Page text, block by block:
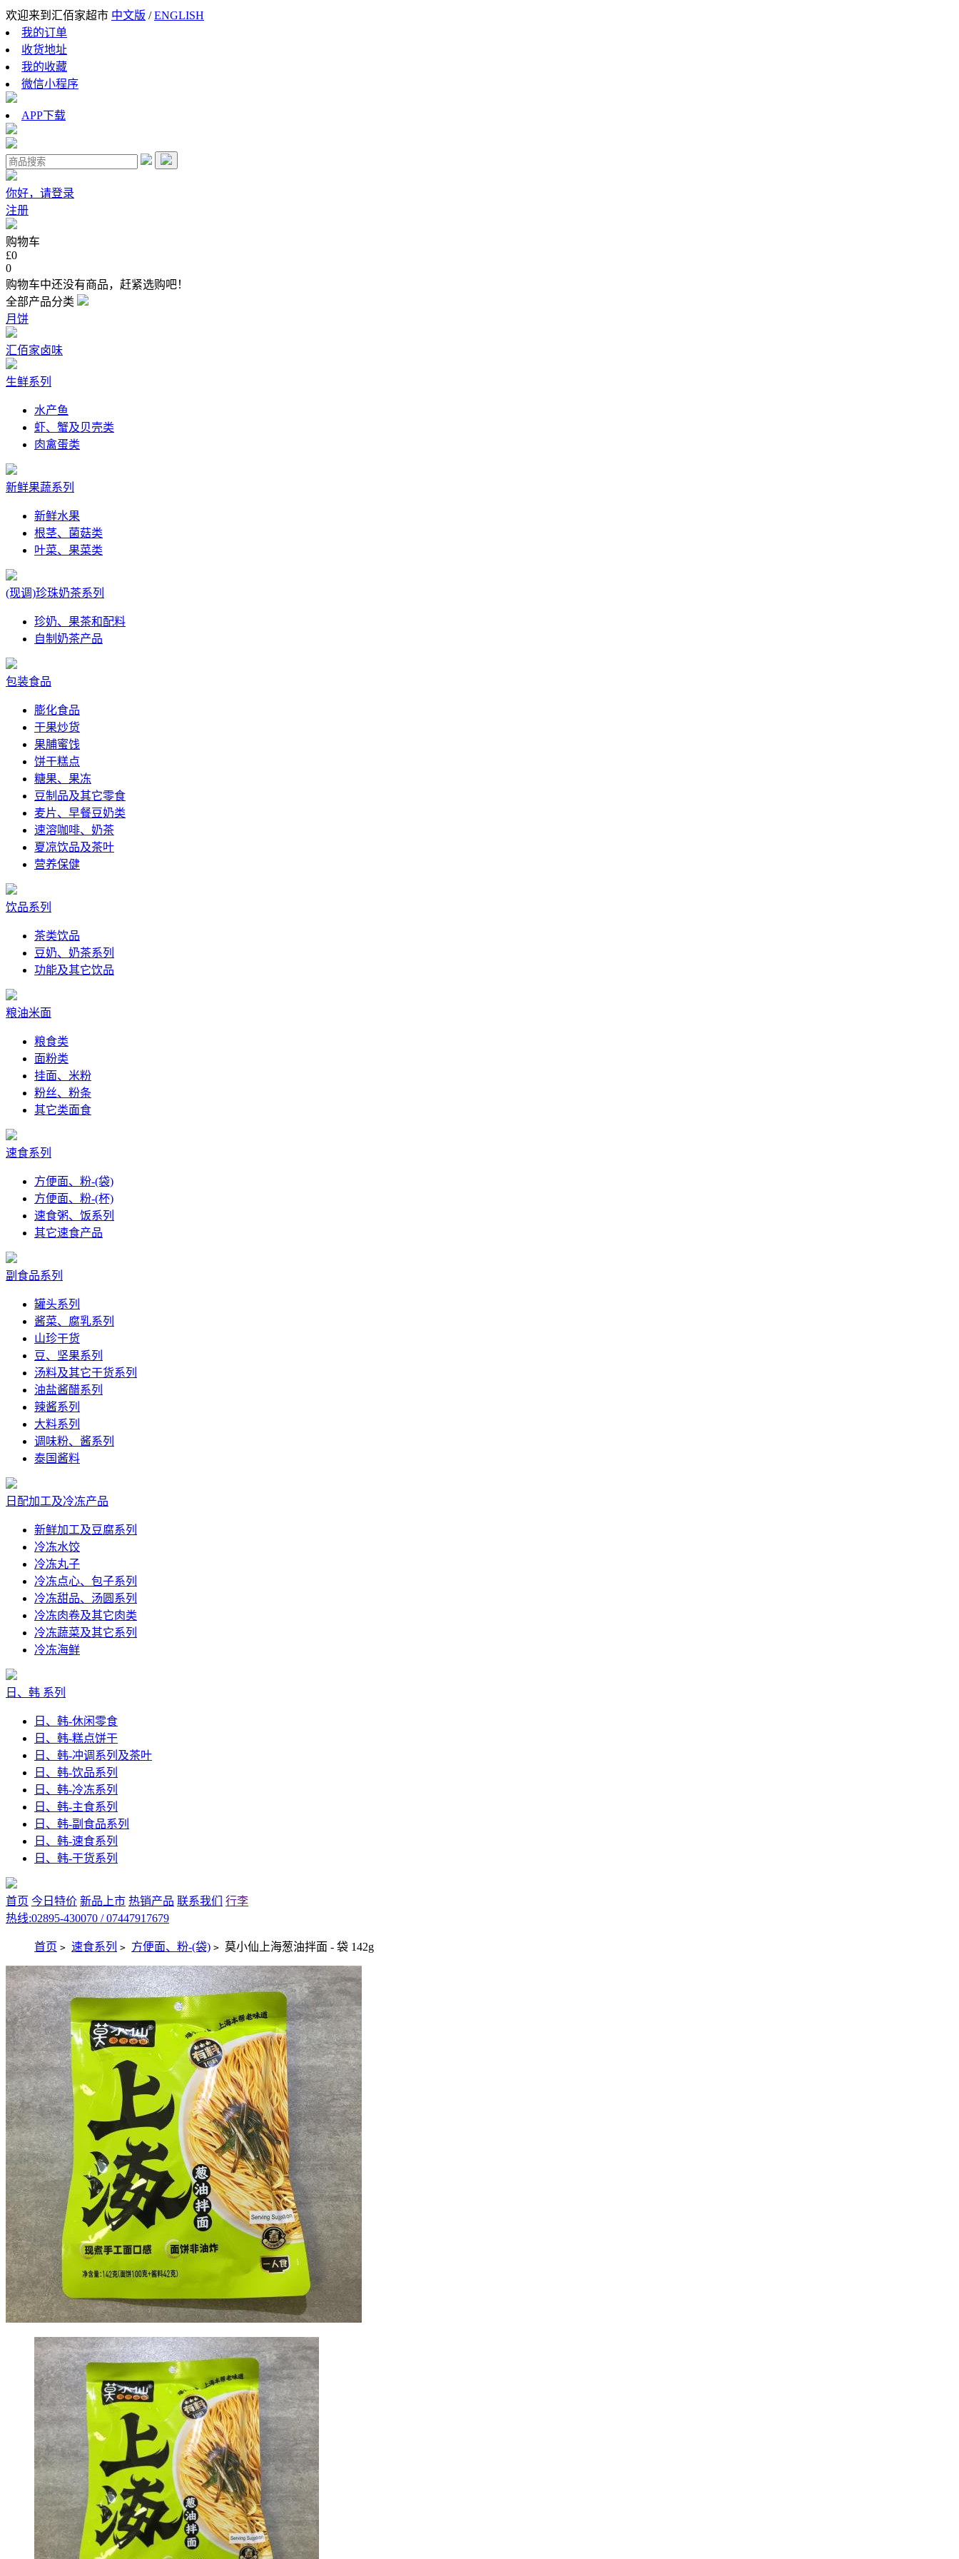
欢迎来到汇佰家超市 中文版 /ENGLISH
我的订单
收货地址
我的收藏
微信小程序
APP下载
你好，请登录
注册
购物车
£0
0
购物车中还没有商品，赶紧选购吧！
全部产品分类
月饼
汇佰家卤味
生鲜系列
水产鱼
虾、蟹及贝壳类
肉禽蛋类
新鲜果蔬系列
新鲜水果
根茎、菌菇类
叶菜、果菜类
(现调)珍珠奶茶系列
珍奶、果茶和配料
自制奶茶产品
包装食品
膨化食品
干果炒货
果脯蜜饯
饼干糕点
糖果、果冻
豆制品及其它零食
麦片、早餐豆奶类
速溶咖啡、奶茶
夏凉饮品及茶叶
营养保健
饮品系列
茶类饮品
豆奶、奶茶系列
功能及其它饮品
粮油米面
粮食类
面粉类
挂面、米粉
粉丝、粉条
其它类面食
速食系列
方便面、粉-(袋)
方便面、粉-(杯)
速食粥、饭系列
其它速食产品
副食品系列
罐头系列
酱菜、腐乳系列
山珍干货
豆、坚果系列
汤料及其它干货系列
油盐酱醋系列
辣酱系列
大料系列
调味粉、酱系列
泰国酱料
日配加工及冷冻产品
新鲜加工及豆腐系列
冷冻水饺
冷冻丸子
冷冻点心、包子系列
冷冻甜品、汤圆系列
冷冻肉卷及其它肉类
冷冻蔬菜及其它系列
冷冻海鲜
日、韩 系列
日、韩-休闲零食
日、韩-糕点饼干
日、韩-冲调系列及茶叶
日、韩-饮品系列
日、韩-冷冻系列
日、韩-主食系列
日、韩-副食品系列
日、韩-速食系列
日、韩-干货系列
首页 今日特价 新品上市 热销产品 联系我们
行李
热线:02895-430070 / 07447917679
首页 > 速食系列 > 方便面、粉-(袋) > 莫小仙上海葱油拌面 - 袋 142g